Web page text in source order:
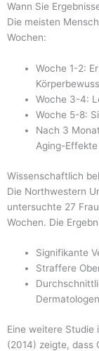
Wann Sie
Die meisten
Wochen:
Woche 1-2:
Woche 3-4:
Woche 5-8:
Nach 3
Aging-Effekte
Wissenschaftlich
Die Northwestern
untersuchte 27
Wochen. Die
Signifikante
Straffere
Eine weitere Studie
(2014) zeigte, dass